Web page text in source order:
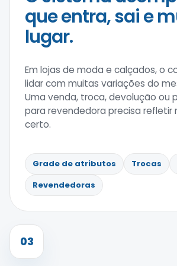
que entra, sai e
lugar.
Em lojas de moda e calçados, o
lidar com muitas variações do
Uma venda, troca, devolução ou
para revendedora precisa refletir
certo.
Grade de atributos Trocas
Revendedoras
03